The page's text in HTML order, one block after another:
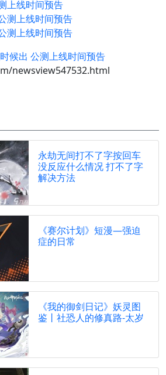
上线时间预告
测上线时间预告
测上线时间预告
候出 公测上线时间预告
newsview547532.html
永劫无间打不了字按回车
没反应什么情况 打不了字
解决方法
《赛尔计划》短漫—强迫
症的日常
《我的御剑日记》妖灵图
鉴丨社恐人的修真路-太岁